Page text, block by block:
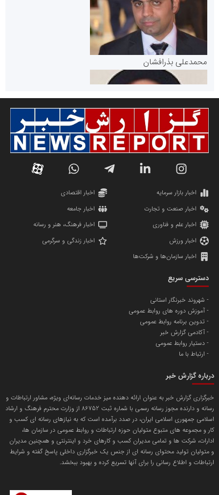
پایگاه خبری گفتمان یزد
دانشگاه سئوی ایران
پایگاه اطلاع رسانی اعتلای نهادهای مردمی
پایگاه اطلاع رسانی دریا و نفت
مرجع اخبار موثق در بازارسرمایه
سازمان صنعت،معدن و تجارت
تامین آهن اسفنجی تولیدکنندگان فولاد در کشور
تریبون
انتشار گسترده محتوا در رسانه گزارش خبر
محمدعلی بذرافشان
مریم حاج نوروز نظری
مسعودصادقی
محمدعلی کرمعلی
اخبار بازار سرمایه
اخبار اقتصادی
اخبار صنعت و تجارت
اخبار جامعه
اخبار علم و فناوری
اخبار فرهنگ، هنر و رسانه
اخبار ورزش
اخبار زندگی و سرگرمی
اخبار سازمان‌ها و شرکت‌ها
دسترسی سریع
شهروند خبرنگار استانی
آموزش دوره های روابط عمومی
تدوین برنامه روابط عمومی
آکادمی گزارش خبر
دستیار روابط عمومی
ارتباط با ما
درباره گزارش خبر
خبرگزاری گزارش خبر به عنوان ارائه دهنده میز خدمات رسانه‌ای ویژه، مشاور ارتباطات و
رسانه و دارنده مجوز رسانه رسمی با شماره ثبت 86752 از وزارت محترم فرهنگ و ارشاد
اسلامی جمهوری اسلامی ایران، در صدد برآمده است که به نیازهای رسانه ای کسب و
کار و مجموعه های متبوع متولیان حوزه ارتباطات و روابط عمومی در سازمان ها،
ادارات، شرکت ها و تمامی مدیران کسب و کارهای خرد و اینترنتی و همچنین مدیران
و متولیان تولید محتوای رسانه ای از جنس یک خبرگزاری داخلی پاسخ گفته و شرایط
ارتباطات و اطلاع رسانی را برای آنها تسریع کرده و بهبود ببخشد.